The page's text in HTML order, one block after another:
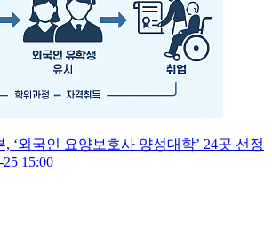
, ‘외국인 요양보호사 양성대학’ 24곳 선정
25 15:00